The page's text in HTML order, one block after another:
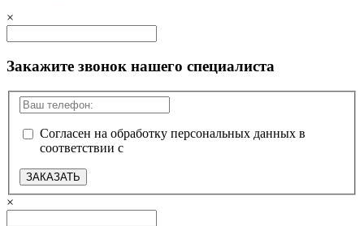
×
Закажите звонок нашего специалиста
Согласен на обработку персональных данных в
соответствии с
ЗАКАЗАТЬ
×